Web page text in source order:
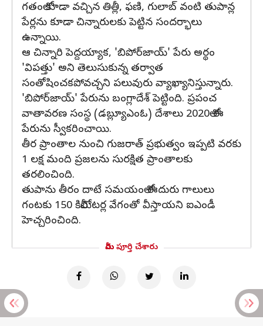
గతంలో కూడా వచ్చిన తిత్లీ, ఫణి, గులాబ్ వంటి తుపాన్ల
పేర్లను కూడా చిన్నారులకు పెట్టిన సందర్భాలు
ఉన్నాయి.
ఆ చిన్నారి పెద్దయ్యాక, 'బిపోర్‌జాయ్' పేరు అర్థం
'విపత్తు' అని తెలుసుకున్న తర్వాత
సంతోషించకపోవచ్చని పలువురు వ్యాఖ్యానిస్తున్నారు.
'బిపోర్‌జాయ్' పేరును బంగ్లాదేశ్ పెట్టింది. ప్రపంచ
వాతావరణ సంస్థ (డబ్ల్యూఎంఓ) దేశాలు 2020లో ఈ
పేరును స్వీకరించాయి.
తీర ప్రాంతాల నుంచి గుజరాత్ ప్రభుత్వం ఇప్పటి వరకు
1 లక్ష మంది ప్రజలను సురక్షిత ప్రాంతాలకు
తరలించింది.
తుపాను తీరం దాటే సమయంలో ఈదురు గాలులు
గంటకు 150 కిలోమీటర్ల వేగంతో వీస్తాయని ఐఎండీ
హెచ్చరించింది.
మీరు పూర్తి చేశారు